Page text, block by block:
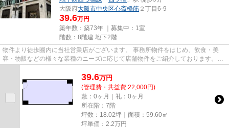
大阪府大阪市中央区心斎橋筋 ２丁目6-9
39.6万円
築年数：築73年 ｜募集中： 1室
階数：8階建 地下2階
物件より徒歩圏内に当社営業店がございます。 事務所物件をはじめ、飲食・美
容・物販などの様々な業種のニーズに応じて店舗物件をご紹介しております。
尚、弊社ではおとり広告は一切...
39.6万円
(管理費・共益費 22,000円)
敷：0ヶ月｜礼：0ヶ月
所在階：7階
坪数：18.02坪｜面積：59.60㎡
坪単価： 2.2万円